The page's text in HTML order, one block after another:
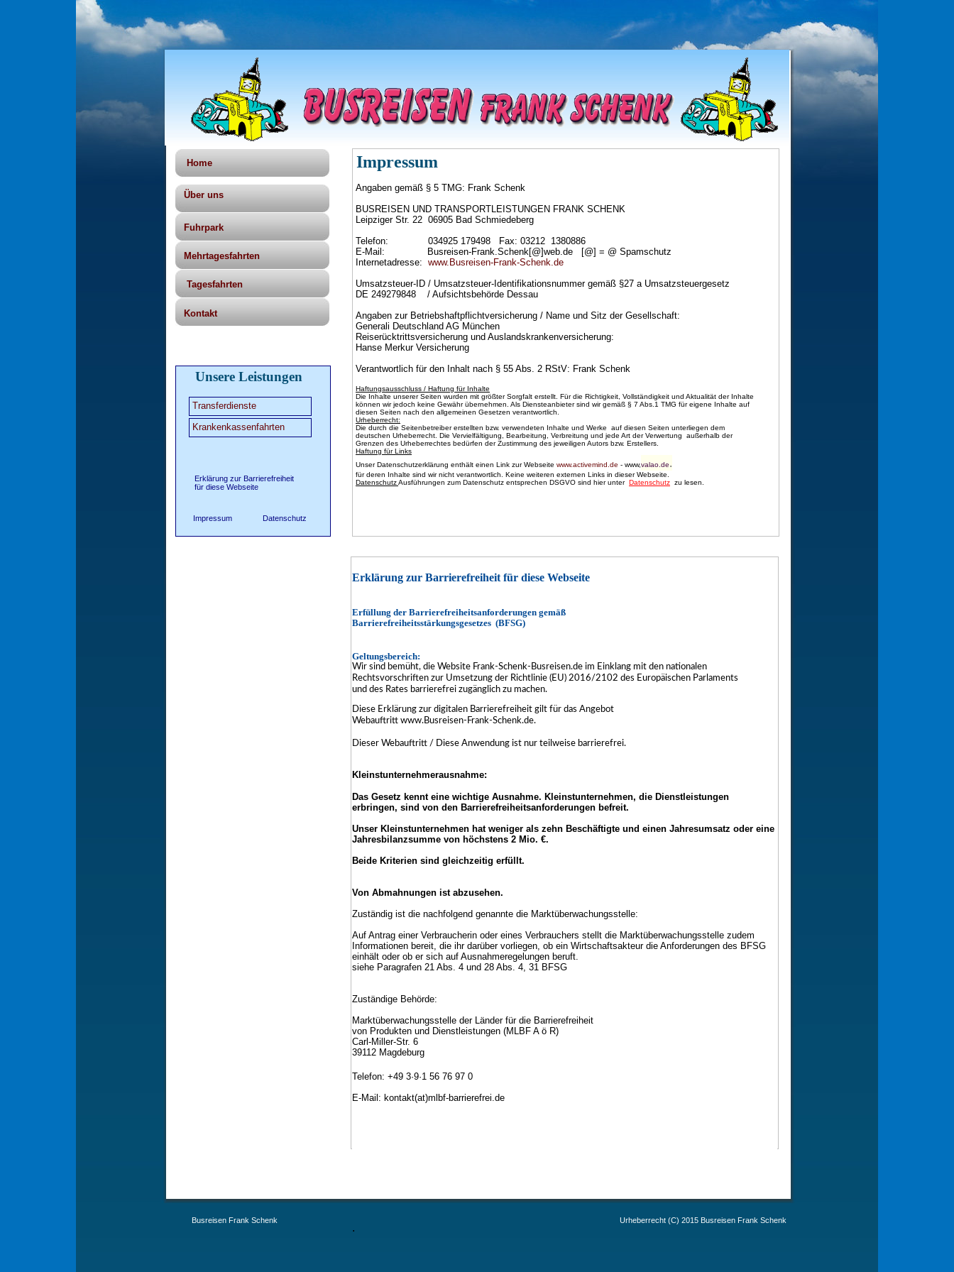
Home Impressum
Busreisen Frank Schenk Urheberrecht (C) 2015 Busreisen Frank Schenk
Angaben gemäß § 5 TMG: Frank Schenk
BUSREISEN UND TRANSPORTLEISTUNGEN FRANK SCHENK
Leipziger Str. 22 06905 Bad Schmiedeberg
Telefon: 034925 179498 Fax: 03212 1380886
E-Mail: Busreisen-Frank.Schenk[@]web.de [@] = @ Spamschutz
Internetadresse: www.Busreisen-Frank-Schenk.de
Umsatzsteuer-ID / Umsatzsteuer-Identifikationsnummer gemäß §27 a Umsatzsteuergesetz
DE 249279848 / Aufsichtsbehörde Dessau
Angaben zur Betriebshaftpflichtversicherung / Name und Sitz der Gesellschaft:
Generali Deutschland AG München
Reiserücktrittsversicherung und Auslandskrankenversicherung:
Hanse Merkur Versicherung
Verantwortlich für den Inhalt nach § 55 Abs. 2 RStV: Frank Schenk
Haftungsausschluss / Haftung für Inhalte
Die Inhalte unserer Seiten wurden mit größter Sorgfalt erstellt. Für die Richtigkeit, Vollständigkeit und Aktualität der Inhalte
können wir jedoch keine Gewähr übernehmen. Als Diensteanbieter sind wir gemäß § 7 Abs.1 TMG für eigene Inhalte auf
diesen Seiten nach den allgemeinen Gesetzen verantwortlich.
Urheberrecht:
Die durch die Seitenbetreiber erstellten bzw. verwendeten Inhalte und Werke auf diesen Seiten unterliegen dem
deutschen Urheberrecht. Die Vervielfältigung, Bearbeitung, Verbreitung und jede Art der Verwertung außerhalb der
Grenzen des Urheberrechtes bedürfen der Zustimmung des jeweiligen Autors bzw. Erstellers.
Haftung für Links
Unser Datenschutzerklärung enthält einen Link zur Webseite www.activemind.de - www,valao.de.
für deren Inhalte sind wir nicht verantwortlich. Keine weiteren externen Links in dieser Webseite.
DatenschutzAusführungen zum Datenschutz entsprechen DSGVO sind hier unter Datenschutz zu lesen.
Unsere Leistungen
Impressum
Transferdienste
Krankenkassenfahrten
Über uns
Fuhrpark
Mehrtagesfahrten
Kontakt
Datenschutz
Tagesfahrten
Erklärung zur Barrierefreiheit für diese Webseite
Erfüllung der Barrierefreiheitsanforderungen gemäß
Barrierefreiheitsstärkungsgesetzes (BFSG)
Geltungsbereich:
Wir sind bemüht, die Website Frank-Schenk-Busreisen.de im Einklang mit den nationalen
Rechtsvorschriften zur Umsetzung der Richtlinie (EU) 2016/2102 des Europäischen Parlaments
und des Rates barrierefrei zugänglich zu machen.
Diese Erklärung zur digitalen Barrierefreiheit gilt für das Angebot
Webauftritt www.Busreisen-Frank-Schenk.de.
Dieser Webauftritt / Diese Anwendung ist nur teilweise barrierefrei.
Kleinstunternehmerausnahme:
Das Gesetz kennt eine wichtige Ausnahme. Kleinstunternehmen, die Dienstleistungen
erbringen, sind von den Barrierefreiheitsanforderungen befreit.
Unser Kleinstunternehmen hat weniger als zehn Beschäftigte und einen Jahresumsatz oder eine
Jahresbilanzsumme von höchstens 2 Mio. €.
Beide Kriterien sind gleichzeitig erfüllt.
Von Abmahnungen ist abzusehen.
Zuständig ist die nachfolgend genannte die Marktüberwachungsstelle:
Auf Antrag einer Verbraucherin oder eines Verbrauchers stellt die Marktüberwachungsstelle zudem
Informationen bereit, die ihr darüber vorliegen, ob ein Wirtschaftsakteur die Anforderungen des BFSG
einhält oder ob er sich auf Ausnahmeregelungen beruft.
siehe Paragrafen 21 Abs. 4 und 28 Abs. 4, 31 BFSG
Zuständige Behörde:
Marktüberwachungsstelle der Länder für die Barrierefreiheit
von Produkten und Dienstleistungen (MLBF A ö R)
Carl-Miller-Str. 6
39112 Magdeburg
Telefon: +49 3·9·1 56 76 97 0
E-Mail: kontakt(at)mlbf-barrierefrei.de
.
Erklärung zur Barrierefreiheit
für diese Webseite